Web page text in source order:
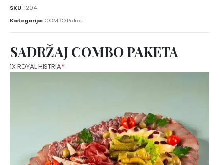
SKU: 1204
Kategorija: COMBO Paketi
SADRŽAJ COMBO PAKETA
*
1X ROYAL HISTRIA